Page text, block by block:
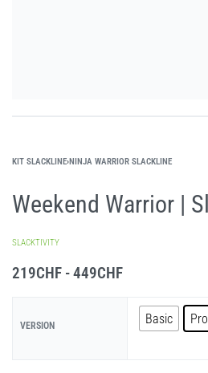
KIT SLACKLINE›NINJA WARRIOR SLACKLINE
Weekend Warrior |
SLACKTIVITY
219CHF 449CHF
VERSION Basic Pro